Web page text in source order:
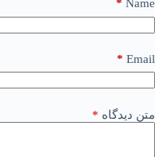
Name
*
Email
*
متن دیدگاه *